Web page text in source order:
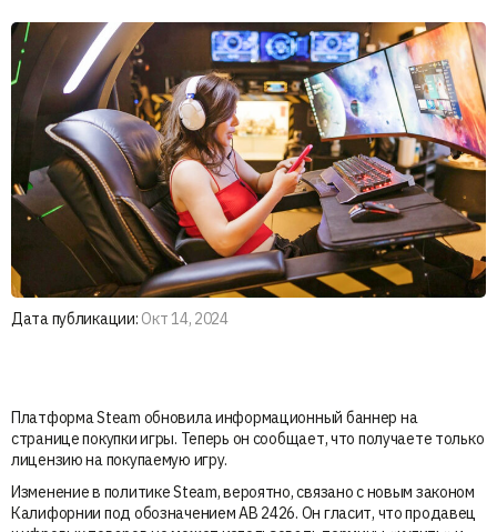
Дата публикации: Окт 14, 2024
Платформа Steam обновила информационный баннер на
странице покупки игры. Теперь он сообщает, что получаете только
лицензию на покупаемую игру.
Изменение в политике Steam, вероятно, связано с новым законом
Калифорнии под обозначением AB 2426. Он гласит, что продавец